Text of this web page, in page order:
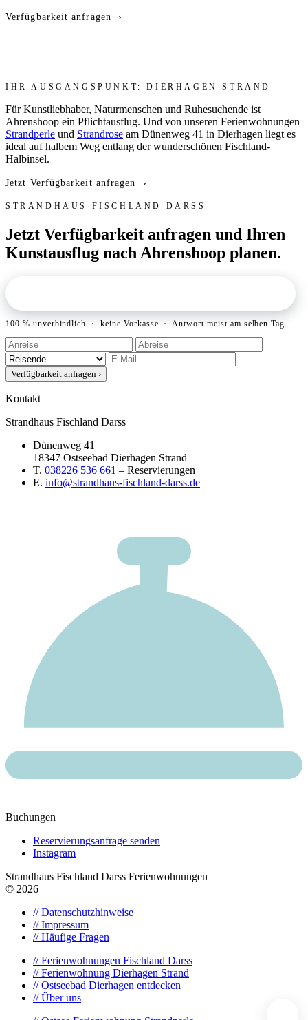
Verfügbarkeit anfragen ›
IHR AUSGANGSPUNKT: DIERHAGEN STRAND
Für Kunstliebhaber, Naturmenschen und Ruhesuchende ist
Ahrenshoop ein Pflichtausflug. Und von unseren Ferienwohnungen
Strandperle und Strandrose am Dünenweg 41 in Dierhagen liegt es
ideal auf halbem Weg entlang der wunderschönen Fischland-
Halbinsel.
Jetzt Verfügbarkeit anfragen ›
STRANDHAUS FISCHLAND DARSS
Jetzt Verfügbarkeit anfragen und Ihren
Kunstausflug nach Ahrenshoop planen.
100 % unverbindlich · keine Vorkasse · Antwort meist am selben Tag
Verfügbarkeit anfragen ›
Kontakt
Strandhaus Fischland Darss
Dünenweg 41
18347 Ostseebad Dierhagen Strand
T. 038226 536 661 – Reservierungen
E. info@strandhaus-fischland-darss.de
Buchungen
Reservierungsanfrage senden
Instagram
Strandhaus Fischland Darss Ferienwohnungen
© 2026
// Datenschutzhinweise
// Impressum
// Häufige Fragen
// Ferienwohnungen Fischland Darss
// Ferienwohnung Dierhagen Strand
// Ostseebad Dierhagen entdecken
// Über uns